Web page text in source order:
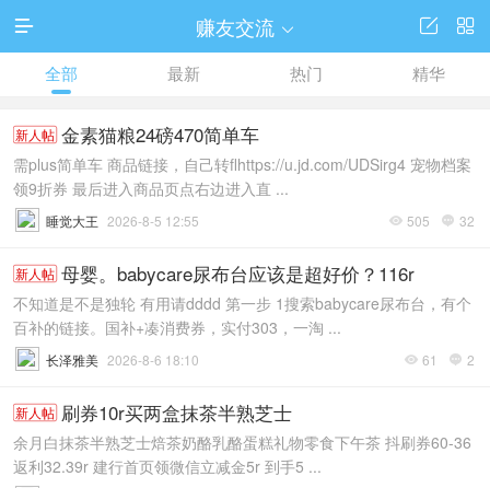
 赚友交流  

全部 最新 热门 精华
新人帖 金素猫粮24磅470简单车
需plus简单车 商品链接，自己转flhttps://u.jd.com/UDSirg4 宠物档案
领9折券 最后进入商品页点右边进入直 ...
 505  32
睡觉大王 2026-8-5 12:55
新人帖 母婴。babycare尿布台应该是超好价？116r
不知道是不是独轮 有用请dddd 第一步 1搜索babycare尿布台，有个
百补的链接。国补+凑消费券，实付303，一淘 ...
 61  2
长泽雅美 2026-8-6 18:10
新人帖 刷券10r买两盒抹茶半熟芝士
余月白抹茶半熟芝士焙茶奶酪乳酪蛋糕礼物零食下午茶 抖刷券60-36
返利32.39r 建行首页领微信立减金5r 到手5 ...